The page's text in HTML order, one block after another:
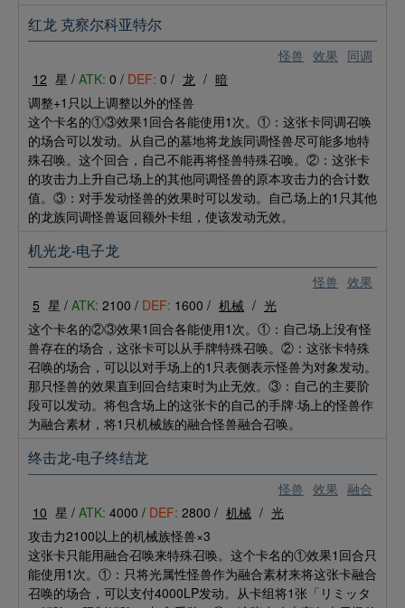
怪兽 效果 同调
红龙 克察尔科亚特尔
12 星 / ATK: 0 / DEF: 0 / 龙 / 暗
调整+1只以上调整以外的怪兽
这个卡名的①③效果1回合各能使用1次。①：这张卡同调召唤
的场合可以发动。从自己的墓地将龙族同调怪兽尽可能多地特
殊召唤。这个回合，自己不能再将怪兽特殊召唤。②：这张卡
的攻击力上升自己场上的其他同调怪兽的原本攻击力的合计数
值。③：对手发动怪兽的效果时可以发动。自己场上的1只其他
的龙族同调怪兽返回额外卡组，使该发动无效。
怪兽 效果
机光龙-电子龙
5 星 / ATK: 2100 / DEF: 1600 / 机械 / 光
这个卡名的②③效果1回合各能使用1次。①：自己场上没有怪
兽存在的场合，这张卡可以从手牌特殊召唤。②：这张卡特殊
召唤的场合，可以以对手场上的1只表侧表示怪兽为对象发动。
那只怪兽的效果直到回合结束时为止无效。③：自己的主要阶
段可以发动。将包含场上的这张卡的自己的手牌·场上的怪兽作
为融合素材，将1只机械族的融合怪兽融合召唤。
怪兽 效果 融合
终击龙-电子终结龙
10 星 / ATK: 4000 / DEF: 2800 / 机械 / 光
攻击力2100以上的机械族怪兽×3
这张卡只能用融合召唤来特殊召唤。这个卡名的①效果1回合只
能使用1次。①：只将光属性怪兽作为融合素材来将这张卡融合
召唤的场合，可以支付4000LP发动。从卡组将1张「リミッタ